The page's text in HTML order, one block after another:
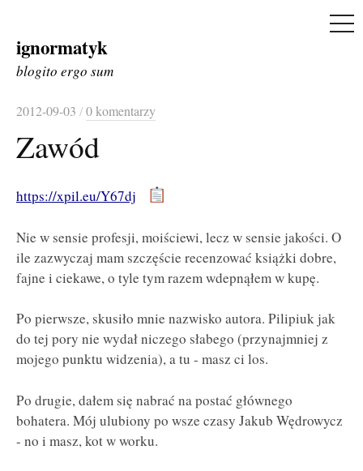
Skip
to
ignormatyk
blogito ergo sum
2012-09-03 /0 komentarzy
Zawód
https://xpil.eu/Y67dj
Nie w sensie profesji, moiściewi, lecz w sensie jakości. O
ile zazwyczaj mam szczęście recenzować książki dobre,
fajne i ciekawe, o tyle tym razem wdepnąłem w kupę.
Po pierwsze, skusiło mnie nazwisko autora. Pilipiuk jak
do tej pory nie wydał niczego słabego (przynajmniej z
mojego punktu widzenia), a tu - masz ci los.
Po drugie, dałem się nabrać na postać głównego
bohatera. Mój ulubiony po wsze czasy Jakub Wędrowycz
- no i masz, kot w worku.